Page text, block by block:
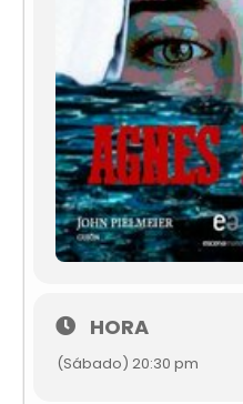
HORA
(Sábado) 20:30 pm